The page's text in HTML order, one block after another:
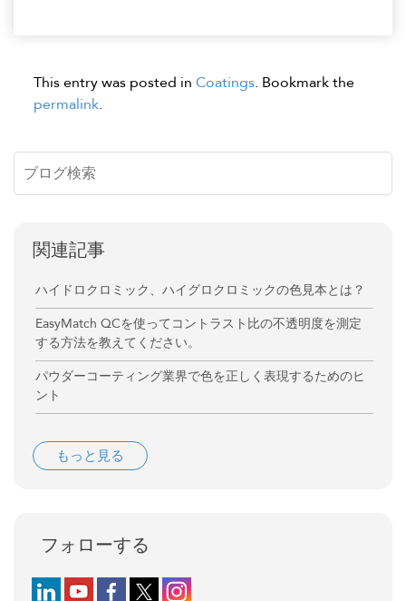
This entry was posted in Coatings. Bookmark the
permalink.
関連記事
ハイドロクロミック、ハイグロクロミックの色見本とは？
EasyMatch QCを使ってコントラスト比の不透明度を測定
する方法を教えてください。
パウダーコーティング業界で色を正しく表現するためのヒ
ント
もっと見る
フォローする
Follow us on LinkedIn
Follow us on YouTube
Follow us on Facebook
Follow us on X (formerly Twitter)
Follow us on Instagram